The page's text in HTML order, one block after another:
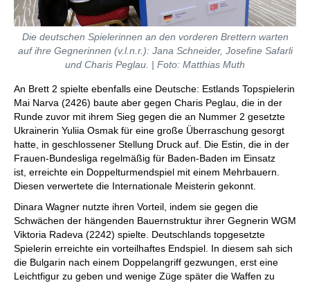
Die deutschen Spielerinnen an den vorderen Brettern warten
auf ihre Gegnerinnen (v.l.n.r.): Jana Schneider, Josefine Safarli
und Charis Peglau. | Foto: Matthias Muth
An Brett 2 spielte ebenfalls eine Deutsche: Estlands Topspielerin
Mai Narva (2426) baute aber gegen Charis Peglau, die in der
Runde zuvor mit ihrem Sieg gegen die an Nummer 2 gesetzte
Ukrainerin Yuliia Osmak für eine große Überraschung gesorgt
hatte, in geschlossener Stellung Druck auf. Die Estin, die in der
Frauen-Bundesliga regelmäßig für Baden-Baden im Einsatz
ist, erreichte ein Doppelturmendspiel mit einem Mehrbauern.
Diesen verwertete die Internationale Meisterin gekonnt.
Dinara Wagner nutzte ihren Vorteil, indem sie gegen die
Schwächen der hängenden Bauernstruktur ihrer Gegnerin WGM
Viktoria Radeva (2242) spielte. Deutschlands topgesetzte
Spielerin erreichte ein vorteilhaftes Endspiel. In diesem sah sich
die Bulgarin nach einem Doppelangriff gezwungen, erst eine
Leichtfigur zu geben und wenige Züge später die Waffen zu